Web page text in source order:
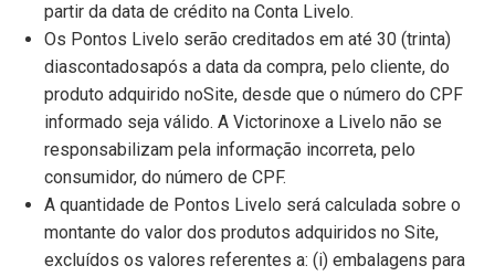
partir da data de crédito na Conta Livelo.
Os Pontos Livelo serão creditados em até 30 (trinta)
diascontadosapós a data da compra, pelo cliente, do
produto adquirido noSite, desde que o número do CPF
informado seja válido. A Victorinoxe a Livelo não se
responsabilizam pela informação incorreta, pelo
consumidor, do número de CPF.
A quantidade de Pontos Livelo será calculada sobre o
montante do valor dos produtos adquiridos no Site,
excluídos os valores referentes a: (i) embalagens para